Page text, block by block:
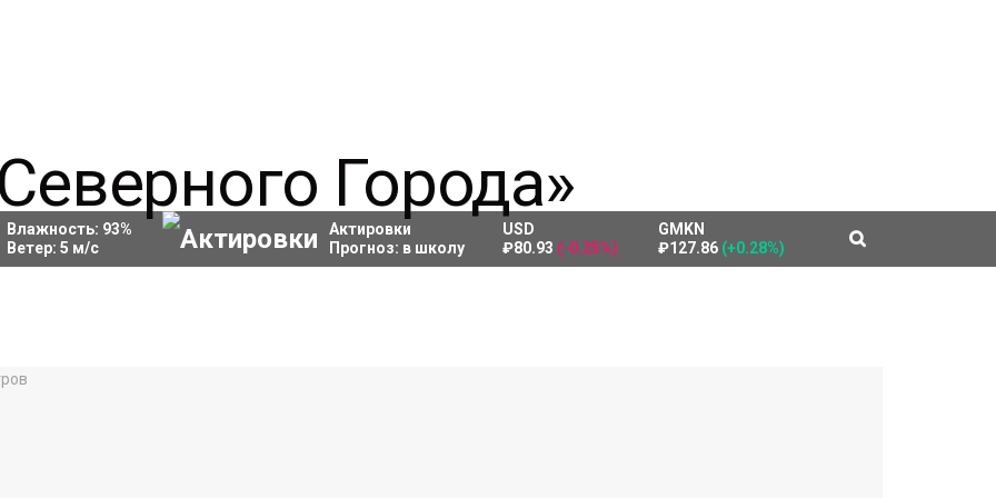
Влажность: 93%
Ветер: 5 м/с
Актировки
Прогноз: в школу
USD
₽80.93 (-0.25%)
GMKN
₽127.86 (+0.28%)